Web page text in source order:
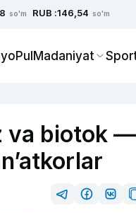
so'm RUB :146,54 so'm
PulMadaniyat
va biotok —